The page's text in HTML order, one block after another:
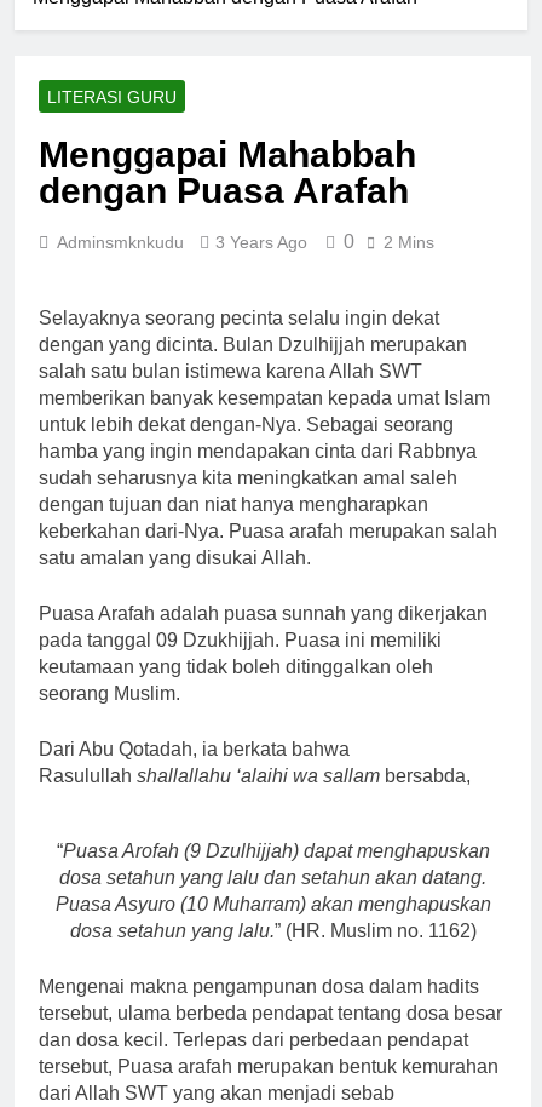
LITERASI GURU
Menggapai Mahabbah
dengan Puasa Arafah
Adminsmknkudu 3 Years Ago 0 2 Mins
Selayaknya seorang pecinta selalu ingin dekat
dengan yang dicinta. Bulan Dzulhijjah merupakan
salah satu bulan istimewa karena Allah SWT
memberikan banyak kesempatan kepada umat Islam
untuk lebih dekat dengan-Nya. Sebagai seorang
hamba yang ingin mendapakan cinta dari Rabbnya
sudah seharusnya kita meningkatkan amal saleh
dengan tujuan dan niat hanya mengharapkan
keberkahan dari-Nya. Puasa arafah merupakan salah
satu amalan yang disukai Allah.
Puasa Arafah adalah puasa sunnah yang dikerjakan
pada tanggal 09 Dzukhijjah. Puasa ini memiliki
keutamaan yang tidak boleh ditinggalkan oleh
seorang Muslim.
Dari Abu Qotadah, ia berkata bahwa
Rasulullah shallallahu ‘alaihi wa sallam bersabda,
“Puasa Arofah (9 Dzulhijjah) dapat menghapuskan
dosa setahun yang lalu dan setahun akan datang.
Puasa Asyuro (10 Muharram) akan menghapuskan
dosa setahun yang lalu.” (HR. Muslim no. 1162)
Mengenai makna pengampunan dosa dalam hadits
tersebut, ulama berbeda pendapat tentang dosa besar
dan dosa kecil. Terlepas dari perbedaan pendapat
tersebut, Puasa arafah merupakan bentuk kemurahan
dari Allah SWT yang akan menjadi sebab